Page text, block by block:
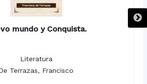
mundo y Conquista.
Literatura
Terrazas, Francisco